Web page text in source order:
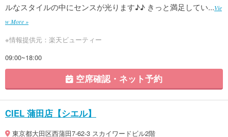
ルなスタイルの中にセンスが光ります♪♪ きっと満足してい...Vie
w More »
※情報提供元：楽天ビューティー
09:00~18:00
空席確認・ネット予約
CIEL 蒲田店【シエル】
東京都大田区西蒲田7-62-3 スカイワードビル2階